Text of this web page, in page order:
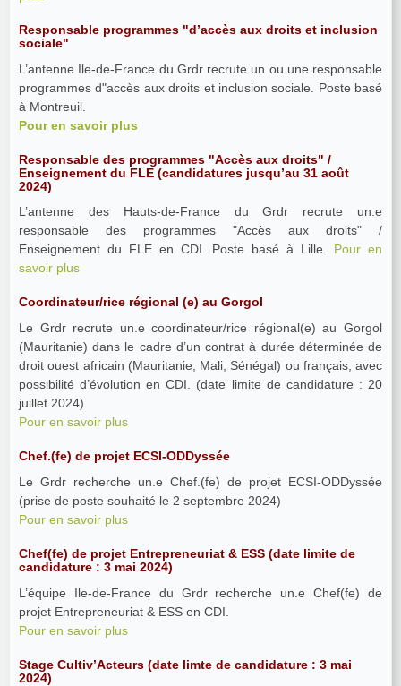
Responsable programmes "d’accès aux droits et inclusion
sociale"
L’antenne Ile-de-France du Grdr recrute un ou une responsable
programmes d"accès aux droits et inclusion sociale. Poste basé
à Montreuil.
Pour en savoir plus
Responsable des programmes "Accès aux droits" /
Enseignement du FLE (candidatures jusqu’au 31 août
2024)
L’antenne des Hauts-de-France du Grdr recrute un.e
responsable des programmes "Accès aux droits" /
Enseignement du FLE en CDI. Poste basé à Lille. Pour en
savoir plus
Coordinateur/rice régional (e) au Gorgol
Le Grdr recrute un.e coordinateur/rice régional(e) au Gorgol
(Mauritanie) dans le cadre d’un contrat à durée déterminée de
droit ouest africain (Mauritanie, Mali, Sénégal) ou français, avec
possibilité d’évolution en CDI. (date limite de candidature : 20
juillet 2024)
Pour en savoir plus
Chef.(fe) de projet ECSI-ODDyssée
Le Grdr recherche un.e Chef.(fe) de projet ECSI-ODDyssée
(prise de poste souhaité le 2 septembre 2024)
Pour en savoir plus
Chef(fe) de projet Entrepreneuriat & ESS (date limite de
candidature : 3 mai 2024)
L’équipe Ile-de-France du Grdr recherche un.e Chef(fe) de
projet Entrepreneuriat & ESS en CDI.
Pour en savoir plus
Stage Cultiv’Acteurs (date limte de candidature : 3 mai
2024)